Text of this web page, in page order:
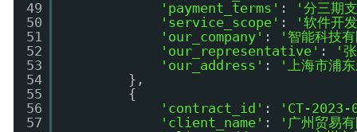
49
50
51
52
53
54
55
56
57
'payment_terms' :
'分三期
'service_scope' :
'软件开
'our_company' :
'智能科技
'our_representative' :
'
'our_address' :
'上海市浦
},
{
'contract_id' :
'CT-2023-
'client_name' :
'广州贸易